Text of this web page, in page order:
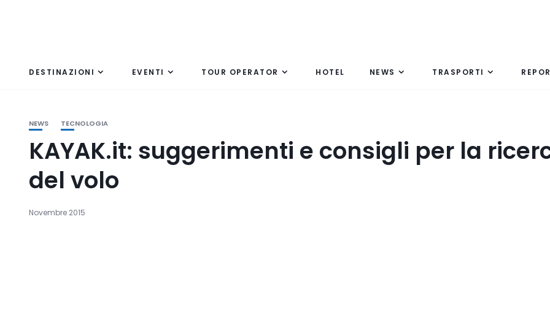
DESTINAZIONI EVENTI TOUR OPERATOR HOTEL NEWS TRASPORTI
NEWS TECNOLOGIA
KAYAK.it: suggerimenti e consigli per la
del volo
Novembre 2015